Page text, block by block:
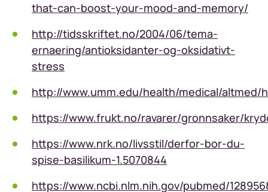
that-can-boost-your-mood-and-memory/
http://tidsskriftet.no/2004/06/tema-
ernaering/antioksidanter-og-oksidativt-
stress
http://www.umm.edu/health/medical/altmed/
https://www.frukt.no/ravarer/gronnsaker/
https://www.nrk.no/livsstil/derfor-bor-du-
spise-basilikum-1.5070844
https://www.ncbi.nlm.nih.gov/pubmed/